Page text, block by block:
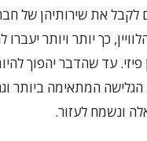
לקבל את שירותיהן של
עד שהדבר יהפוך
ונשמח לעזור.